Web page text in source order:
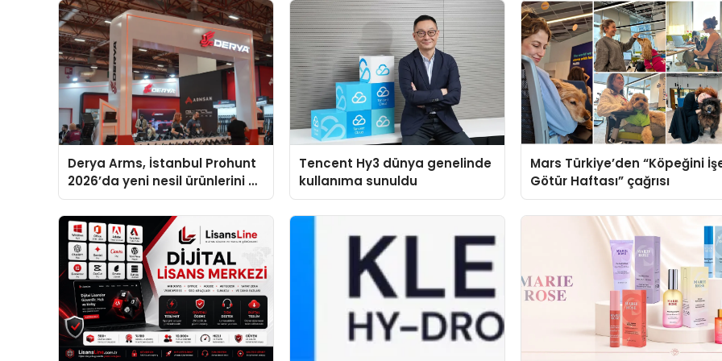
Derya Arms, İstanbul Prohunt
2026’da yeni nesil ürünlerini ve
global marka vizyonunu
sergiledi
Tencent Hy3 dünya genelinde
kullanıma sunuldu
Mars Türkiye’den “Köpeğini
Götür Haftası” çağrısı